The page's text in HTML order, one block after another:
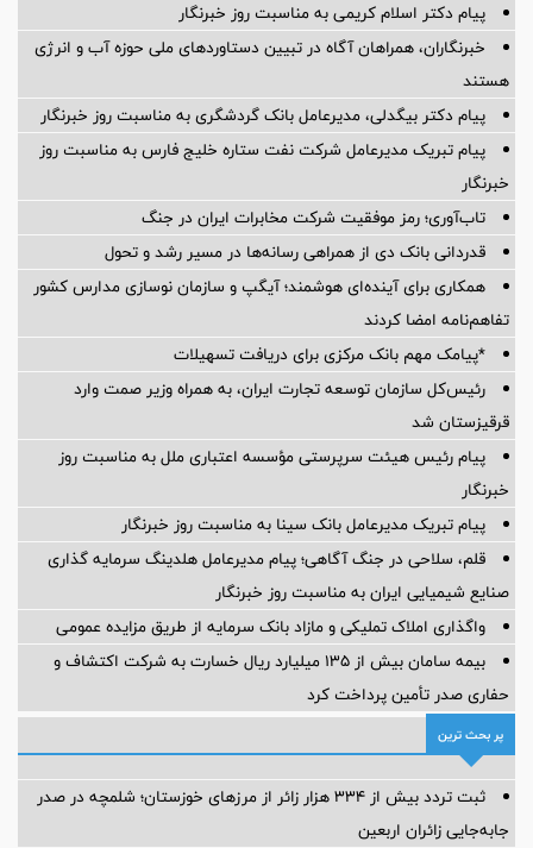
پیام دکتر اسلام کریمی به مناسبت روز خبرنگار
خبرنگاران، همراهان آگاه در تبیین دستاوردهای ملی حوزه آب و انرژی
هستند
پیام دکتر بیگدلی، مدیرعامل بانک گردشگری به مناسبت روز خبرنگار
پیام تبریک مدیرعامل شرکت نفت ستاره خلیج فارس به مناسبت روز
خبرنگار
تاب‌آوری؛ رمز موفقیت شرکت مخابرات ایران در جنگ
قدردانی بانک دی از همراهی رسانه‌ها در مسیر رشد و تحول
همکاری برای آینده‌ای هوشمند؛ آیگپ و سازمان نوسازی مدارس کشور
تفاهم‌نامه امضا کردند
*پیامک مهم بانک مرکزی برای دریافت تسهیلات
رئیس‌کل سازمان توسعه تجارت ایران، به همراه وزیر صمت وارد
قرقیزستان شد
پیام رئیس هیئت سرپرستی مؤسسه اعتباری ملل به مناسبت روز
خبرنگار
پیام تبریک مدیرعامل بانک سینا به مناسبت روز خبرنگار
قلم، سلاحی در جنگ آگاهی؛ پیام مدیرعامل هلدینگ سرمایه گذاری
صنایع شیمیایی ایران به مناسبت روز خبرنگار
واگذاری املاک تملیکی و مازاد بانک سرمایه از طریق مزایده عمومی
بیمه سامان بیش از ۱۳۵ میلیارد ریال خسارت به شرکت اکتشاف و
حفاری صدر تأمین پرداخت کرد
پر بحث ترین
ثبت تردد بیش از ۳۳۴ هزار زائر از مرزهای خوزستان؛ شلمچه در صدر
جابه‌جایی زائران اربعین